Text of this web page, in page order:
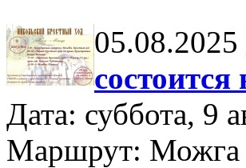
05.08.2025
состоится
Дата: суббота, 9
Маршрут: